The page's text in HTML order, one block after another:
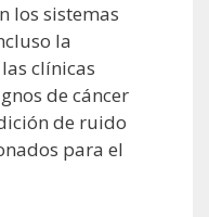
los sistemas
la
clínicas
de cáncer
de ruido
para el